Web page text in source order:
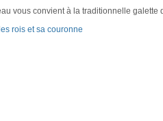
vous convient à la traditionnelle galette